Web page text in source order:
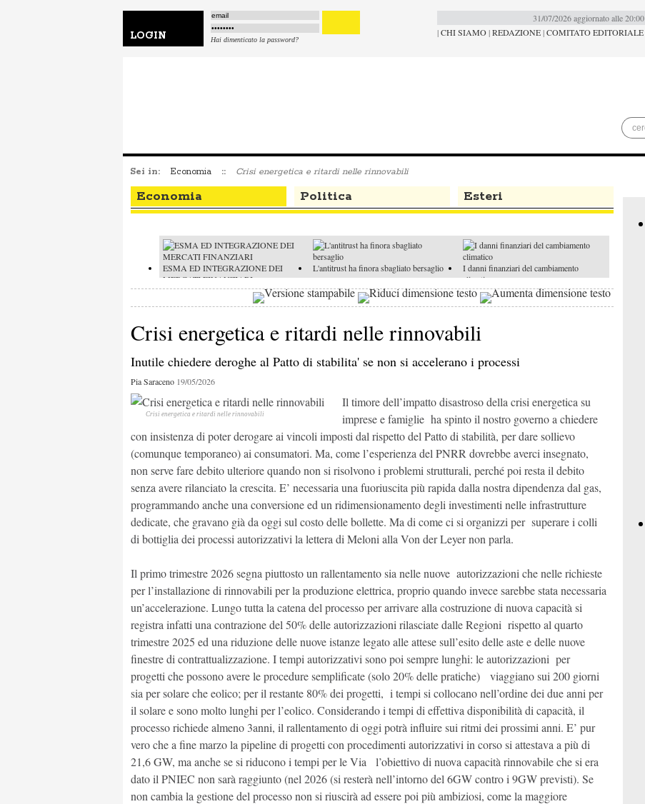
LOGIN Hai dimenticato la password?
31/07/2026 aggiornato alle 20:00
|CHI SIAMO|REDAZIONE|COMITATO EDITORIALE
Sei in: Economia :: Crisi energetica e ritardi nelle rinnovabili
Economia Politica Esteri
ESMA ED INTEGRAZIONE DEI
MERCATI FINANZIARI
L'antitrust ha finora sbagliato bersaglio
I danni finanziari del cambiamento
climatico
la bolla?
L'economia rallenta, ma il Pil migliora
capolinea
dalla paura all'illusione
La nuova giravolta trumpiana sui dazi
Milionari patriottici (in Gran Bretagna)
Europa in ritardo sulle “case green”
Piccole imprese e Ai: governare il
cambiamento
incertezze delle rotte marittime
L'economia tiene e il Pil 2026 potrebbe
migliorare
Il caso Volkswagen segnala una crisi di
modello industriale
Quotazione delle Pmi, eppur si muove
Crisi energetica e ritardi nelle rinnovabili
Inutile chiedere deroghe al Patto di stabilita' se non si accelerano i processi
Pia Saraceno 19/05/2026
Crisi energetica e ritardi nelle rinnovabili
Il timore dell’impatto disastroso della crisi energetica su
imprese e famiglie ha spinto il nostro governo a chiedere
con insistenza di poter derogare ai vincoli imposti dal rispetto del Patto di stabilità, per dare sollievo
(comunque temporaneo) ai consumatori. Ma, come l’esperienza del PNRR dovrebbe averci insegnato,
non serve fare debito ulteriore quando non si risolvono i problemi strutturali, perché poi resta il debito
senza avere rilanciato la crescita. E’ necessaria una fuoriuscita più rapida dalla nostra dipendenza dal gas,
programmando anche una conversione ed un ridimensionamento degli investimenti nelle infrastrutture
dedicate, che gravano già da oggi sul costo delle bollette. Ma di come ci si organizzi per superare i colli
di bottiglia dei processi autorizzativi la lettera di Meloni alla Von der Leyer non parla.
Il primo trimestre 2026 segna piuttosto un rallentamento sia nelle nuove autorizzazioni che nelle richieste
per l’installazione di rinnovabili per la produzione elettrica, proprio quando invece sarebbe stata necessaria
un’accelerazione. Lungo tutta la catena del processo per arrivare alla costruzione di nuova capacità si
registra infatti una contrazione del 50% delle autorizzazioni rilasciate dalle Regioni rispetto al quarto
trimestre 2025 ed una riduzione delle nuove istanze legato alle attese sull’esito delle aste e delle nuove
finestre di contrattualizzazione. I tempi autorizzativi sono poi sempre lunghi: le autorizzazioni per
progetti che possono avere le procedure semplificate (solo 20% delle pratiche) viaggiano sui 200 giorni
sia per solare che eolico; per il restante 80% dei progetti, i tempi si collocano nell’ordine dei due anni per
il solare e sono molto lunghi per l’eolico. Considerando i tempi di effettiva disponibilità di capacità, il
processo richiede almeno 3anni, il rallentamento di oggi potrà influire sui ritmi dei prossimi anni. E’ pur
vero che a fine marzo la pipeline di progetti con procedimenti autorizzativi in corso si attestava a più di
21,6 GW, ma anche se si riducono i tempi per le Via l’obiettivo di nuova capacità rinnovabile che si era
dato il PNIEC non sarà raggiunto (nel 2026 (si resterà nell’intorno del 6GW contro i 9GW previsti). Se
non cambia la gestione del processo non si riuscirà ad essere poi più ambiziosi, come la maggiore